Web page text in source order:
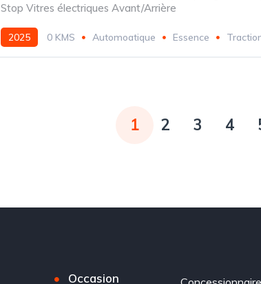
Stop Vitres électriques Avant/Arrière
2025 0 KMS Automoatique Essence
1 2 3 4
Occasion